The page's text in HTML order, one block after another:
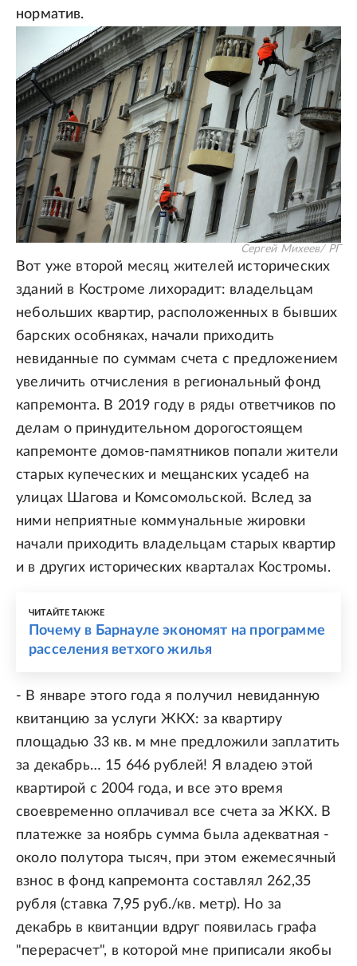
норматив.
Сергей Михеев/ РГ
Вот уже второй месяц жителей исторических
зданий в Костроме лихорадит: владельцам
небольших квартир, расположенных в бывших
барских особняках, начали приходить
невиданные по суммам счета с предложением
увеличить отчисления в региональный фонд
капремонта. В 2019 году в ряды ответчиков по
делам о принудительном дорогостоящем
капремонте домов-памятников попали жители
старых купеческих и мещанских усадеб на
улицах Шагова и Комсомольской. Вслед за
ними неприятные коммунальные жировки
начали приходить владельцам старых квартир
и в других исторических кварталах Костромы.
ЧИТАЙТЕ ТАКЖЕ
Почему в Барнауле экономят на программе
расселения ветхого жилья
- В январе этого года я получил невиданную
квитанцию за услуги ЖКХ: за квартиру
площадью 33 кв. м мне предложили заплатить
за декабрь… 15 646 рублей! Я владею этой
квартирой с 2004 года, и все это время
своевременно оплачивал все счета за ЖКХ. В
платежке за ноябрь сумма была адекватная -
около полутора тысяч, при этом ежемесячный
взнос в фонд капремонта составлял 262,35
рубля (ставка 7,95 руб./кв. метр). Но за
декабрь в квитанции вдруг появилась графа
"перерасчет", в которой мне приписали якобы